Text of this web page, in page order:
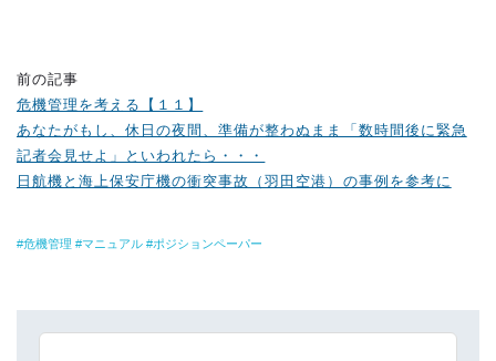
前の記事
危機管理を考える【１１】
あなたがもし、休日の夜間、準備が整わぬまま「数時間後に緊急
記者会見せよ」といわれたら・・・
日航機と海上保安庁機の衝突事故（羽田空港）の事例を参考に
危機管理 マニュアル ポジションペーパー